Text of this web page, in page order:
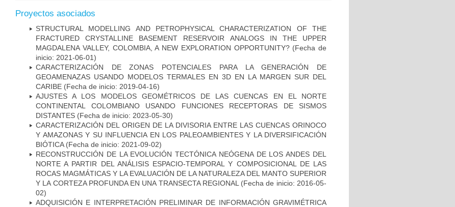
Proyectos asociados
STRUCTURAL MODELLING AND PETROPHYSICAL CHARACTERIZATION OF THE
FRACTURED CRYSTALLINE BASEMENT RESERVOIR ANALOGS IN THE UPPER
MAGDALENA VALLEY, COLOMBIA, A NEW EXPLORATION OPPORTUNITY?(Fecha de
inicio: 2021-06-01)
CARACTERIZACIÓN DE ZONAS POTENCIALES PARA LA GENERACIÓN DE
GEOAMENAZAS USANDO MODELOS TERMALES EN 3D EN LA MARGEN SUR DEL
CARIBE (Fecha de inicio: 2019-04-16)
AJUSTES A LOS MODELOS GEOMÉTRICOS DE LAS CUENCAS EN EL NORTE
CONTINENTAL COLOMBIANO USANDO FUNCIONES RECEPTORAS DE SISMOS
DISTANTES (Fecha de inicio: 2023-05-30)
CARACTERIZACIÓN DEL ORIGEN DE LA DIVISORIA ENTRE LAS CUENCAS ORINOCO
Y AMAZONAS Y SU INFLUENCIA EN LOS PALEOAMBIENTES Y LA DIVERSIFICACIÓN
BIÓTICA(Fecha de inicio: 2021-09-02)
RECONSTRUCCIÓN DE LA EVOLUCIÓN TECTÓNICA NEÓGENA DE LOS ANDES DEL
NORTE A PARTIR DEL ANÁLISIS ESPACIO-TEMPORAL Y COMPOSICIONAL DE LAS
ROCAS MAGMÁTICAS Y LA EVALUACIÓN DE LA NATURALEZA DEL MANTO SUPERIOR
Y LA CORTEZA PROFUNDA EN UNA TRANSECTA REGIONAL (Fecha de inicio: 2016-05-
02)
ADQUISICIÓN E INTERPRETACIÓN PRELIMINAR DE INFORMACIÓN GRAVIMÉTRICA